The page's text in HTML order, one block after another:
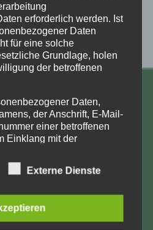
erforderlich werden. Ist
Daten
für eine solche
Grundlage, holen
der betroffenen
Daten,
der Anschrift, E-Mail-
einer betroffenen
Einklang mit der
für uns geltenden
erhobenen, genutzten und
Daten
Externe Dienste